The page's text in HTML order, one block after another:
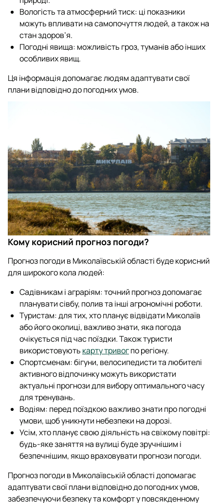
Вологість та атмосферний тиск: ці показники
можуть впливати на самопочуття людей, а також на
стан здоров’я.
Погодні явища: можливість гроз, туманів або інших
особливих явищ.
Ця інформація допомагає людям адаптувати свої
плани відповідно до погодних умов.
Кому корисний прогноз погоди?
Прогноз погоди в Миколаївській області буде корисний
для широкого кола людей:
Садівникам і аграріям: точний прогноз допомагає
планувати сівбу, полив та інші агрономічні роботи.
Туристам: для тих, хто планує відвідати Миколаїв
або його околиці, важливо знати, яка погода
очікується під час поїздки. Також туристи
використовують карту тривогпо регіону.
Спортсменам: бігуни, велосипедисти та любителі
активного відпочинку можуть використати
актуальні прогнози для вибору оптимального часу
для тренувань.
Водіям: перед поїздкою важливо знати про погодні
умови, щоб уникнути небезпеки на дорозі.
Усім, хто планує свою діяльність на свіжому повітрі:
будь-яке заняття на вулиці буде зручнішим і
безпечнішим, якщо враховувати прогнози погоди.
Прогноз погоди в Миколаївській області допомагає
адаптувати свої плани відповідно до погодних умов,
забезпечуючи безпеку та комфорт у повсякденному